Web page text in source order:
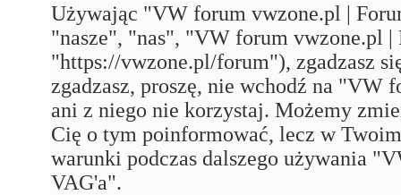
Używając "VW forum vwzone.pl |
"nasze", "nas", "VW forum vwzone.pl
"https://vwzone.pl/forum"), zgadzasz
zgadzasz, proszę, nie wchodź na
ani z niego nie korzystaj. Możemy
Cię o tym poinformować, lecz w
warunki podczas dalszego używania
VAG'a".